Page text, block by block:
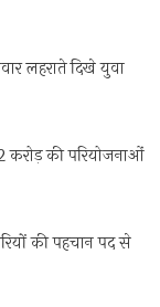
लहराते दिखे युवा
करोड़ की परियोजनाओं
की पहचान पद से